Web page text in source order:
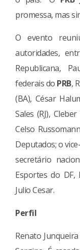
promessa, mas
O evento
autoridades,
Republicana,
federais do PRB,
(BA), César
Sales (RJ),
Celso
Deputados; o
secretário
Esportes do
Julio Cesar.
Perfil
Renato